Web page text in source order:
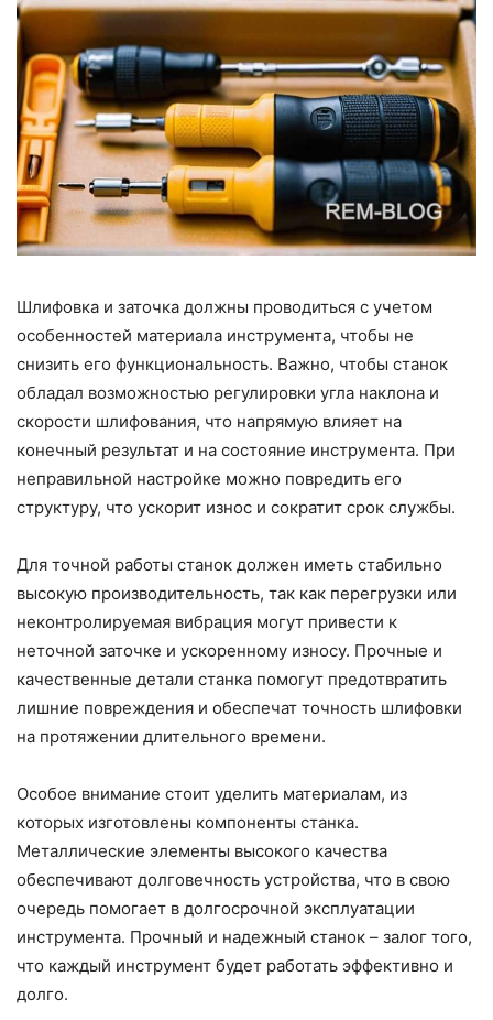
Шлифовка и заточка должны проводиться с учетом
особенностей материала инструмента, чтобы не
снизить его функциональность. Важно, чтобы станок
обладал возможностью регулировки угла наклона и
скорости шлифования, что напрямую влияет на
конечный результат и на состояние инструмента. При
неправильной настройке можно повредить его
структуру, что ускорит износ и сократит срок службы.
Для точной работы станок должен иметь стабильно
высокую производительность, так как перегрузки или
неконтролируемая вибрация могут привести к
неточной заточке и ускоренному износу. Прочные и
качественные детали станка помогут предотвратить
лишние повреждения и обеспечат точность шлифовки
на протяжении длительного времени.
Особое внимание стоит уделить материалам, из
которых изготовлены компоненты станка.
Металлические элементы высокого качества
обеспечивают долговечность устройства, что в свою
очередь помогает в долгосрочной эксплуатации
инструмента. Прочный и надежный станок – залог того,
что каждый инструмент будет работать эффективно и
долго.